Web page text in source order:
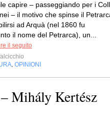
capire – passeggiando per i
– il motivo che spinse il
ad Arquà (nel 1860 fu
il nome del Petrarca), un...
il seguito
, OPINIONI
Mihály Kertész